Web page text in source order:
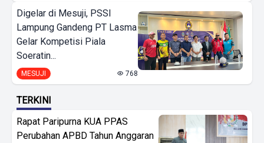
Digelar di Mesuji, PSSI
Lampung Gandeng PT Lasma
Gelar Kompetisi Piala
Soeratin...
MESUJI 768
TERKINI
Rapat Paripurna KUA PPAS
Perubahan APBD Tahun Anggaran